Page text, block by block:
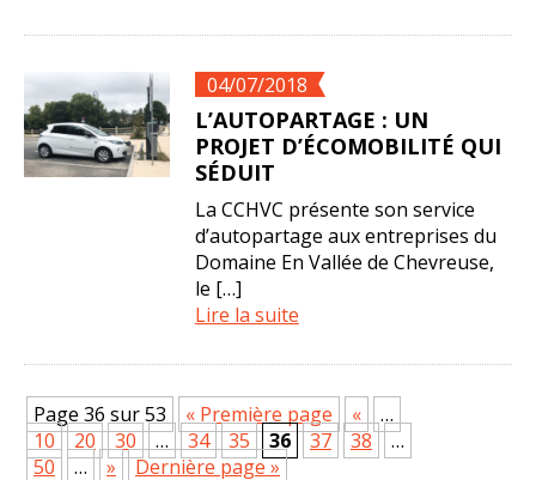
04/07/2018
L’AUTOPARTAGE : UN
PROJET D’ÉCOMOBILITÉ QUI
SÉDUIT
La CCHVC présente son service
d’autopartage aux entreprises du
Domaine En Vallée de Chevreuse,
le […]
Lire la suite
Page 36 sur 53 « Première page «
…
10
20 30 … 34 35 36 37 38
…
50
… » Dernière page »